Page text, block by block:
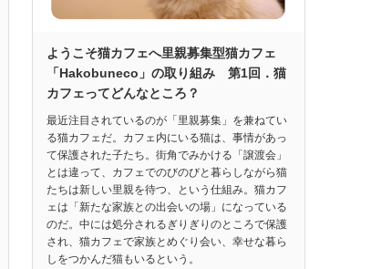
ようこそ猫カフェへ里親募集型猫カフェ
「Hakobuneco」の取り組み 第1回．猫
カフェってどんなところ？
最近注目されているのが「里親募集」を兼ねてい
る猫カフェだ。カフェ内にいる猫は、事情があっ
て保護された子たち。街角でみかける「譲渡会」
とは違って、カフェでのびのびと暮らしながら猫
たちは新しい里親を待つ、という仕組み。猫カフ
ェは「新たな家族との出会いの場」になっている
のだ。中には処分されるぎりぎりのところで保護
され、猫カフェで家族とめぐり会い、幸せな暮ら
しをつかんだ猫もいるという。